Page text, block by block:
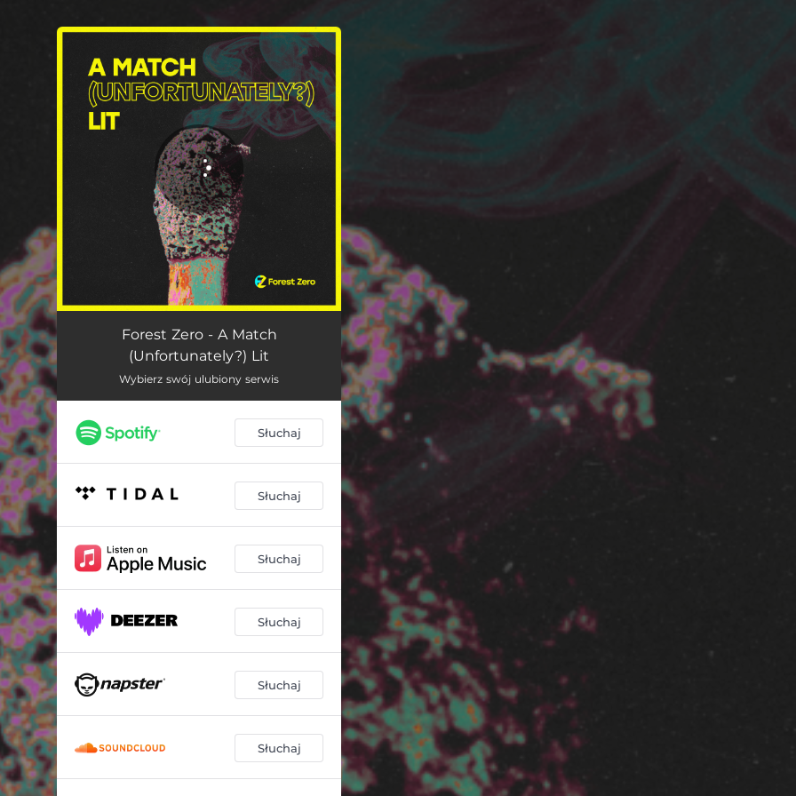
You're all set!
A Match (Unfortunately?) Lit
Forest Zero - A Match
(Unfortunately?) Lit
Wybierz swój ulubiony serwis
Słuchaj
Słuchaj
Słuchaj
Słuchaj
Słuchaj
Słuchaj